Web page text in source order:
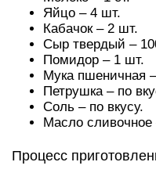
Яйцо – 4 шт.
Кабачок – 2 шт.
Сыр твердый –
Помидор – 1 шт.
Мука пшеничная
Петрушка – по
Соль – по вкусу.
Масло
Процесс